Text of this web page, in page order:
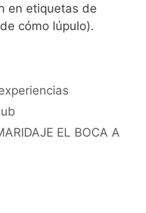
en etiquetas de
cómo lúpulo).
EL BOCA A